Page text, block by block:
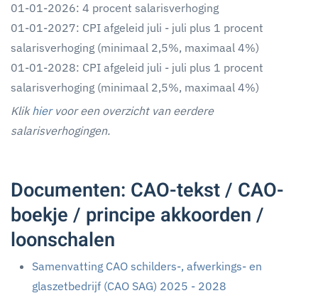
01-01-2026: 4 procent salarisverhoging
01-01-2027: CPI afgeleid juli - juli plus 1 procent
salarisverhoging (minimaal 2,5%, maximaal 4%)
01-01-2028: CPI afgeleid juli - juli plus 1 procent
salarisverhoging (minimaal 2,5%, maximaal 4%)
Klikhiervoor een overzicht van eerdere
salarisverhogingen.
Documenten: CAO-tekst / CAO-
boekje / principe akkoorden /
loonschalen
Samenvatting CAO schilders-, afwerkings- en
glaszetbedrijf (CAO SAG) 2025 - 2028